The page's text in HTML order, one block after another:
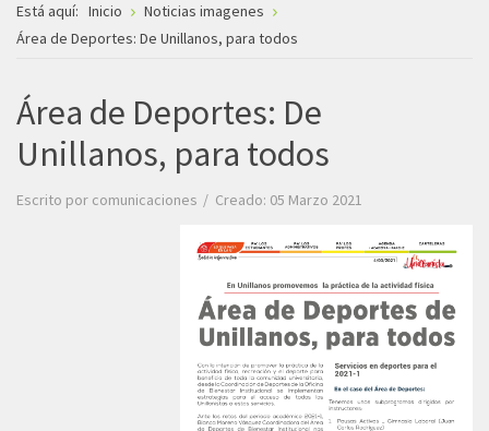
Está aquí: Inicio
Noticias imagenes
Área de Deportes: De Unillanos, para todos
Área de Deportes: De
Unillanos, para todos
Escrito por comunicaciones Creado: 05 Marzo 2021